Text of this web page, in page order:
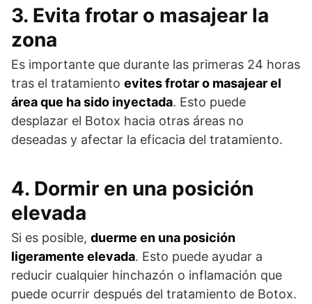
3. Evita frotar o masajear la
zona
Es importante que durante las primeras 24 horas
tras el tratamiento evites frotar o masajear el
área que ha sido inyectada. Esto puede
desplazar el Botox hacia otras áreas no
deseadas y afectar la eficacia del tratamiento.
4. Dormir en una posición
elevada
Si es posible, duerme en una posición
ligeramente elevada. Esto puede ayudar a
reducir cualquier hinchazón o inflamación que
puede ocurrir después del tratamiento de Botox.